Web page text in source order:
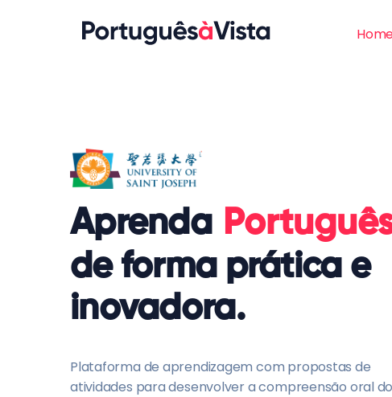
Aprenda
de forma prática e
inovadora.
Plataforma de aprendizagem com propostas de
atividades para desenvolver a compreensão oral do